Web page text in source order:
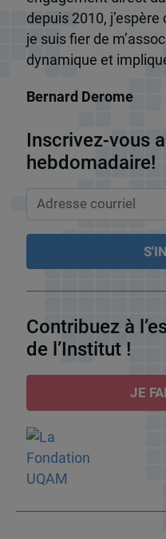
depuis 2010,
je suis fier de
dynamique et
Bernard Derome
Inscrivez-vous
hebdomadaire!
Contribuez à
de l’Institut !
JE